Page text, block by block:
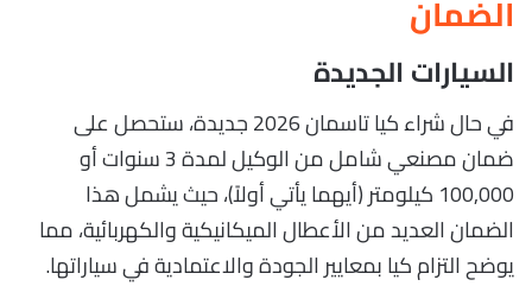
الضمان
السيارات الجديدة
في حال شراء كيا تاسمان 2026 جديدة، ستحصل على
ضمان مصنعي شامل من الوكيل لمدة 3 سنوات أو
100,000 كيلومتر (أيهما يأتي أولاً)، حيث يشمل هذا
الضمان العديد من الأعطال الميكانيكية والكهربائية، مما
يوضح التزام كيا بمعايير الجودة والاعتمادية في سياراتها.